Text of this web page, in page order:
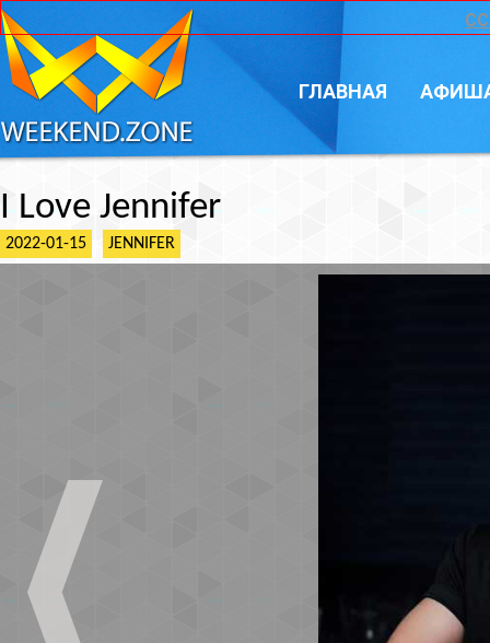
ГЛАВНАЯ
I Love Jennifer
2022-01-15 JENNIFER